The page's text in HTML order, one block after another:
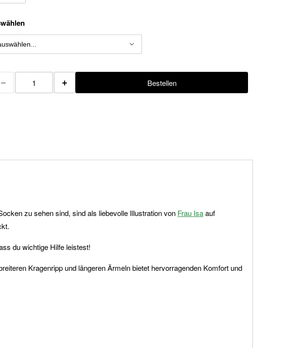
hinzufügen
− + Bestellen
zu sehen sind, sind als liebevolle Illustration von Frau Isaauf
du wichtige Hilfe leistest!
Kragenripp und längeren Ärmeln bietet hervorragenden Komfort und